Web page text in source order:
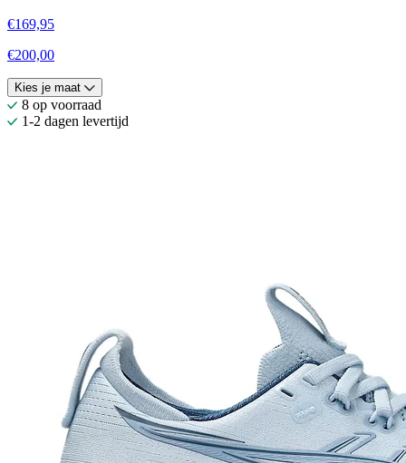
€169,95
€200,00
Kies je maat
8 op voorraad
1-2 dagen levertijd